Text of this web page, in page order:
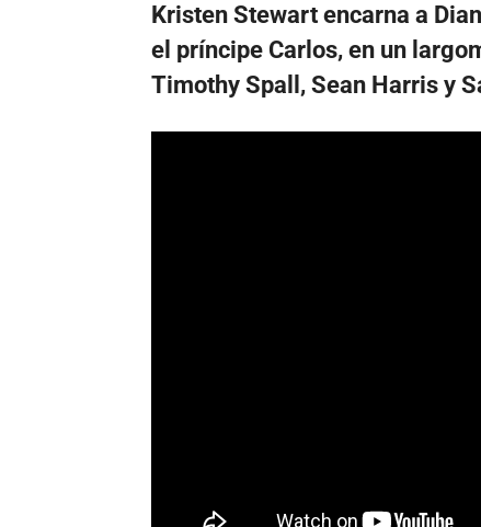
Kristen Stewart encarna a
el príncipe Carlos, en un
Timothy Spall, Sean Harris y